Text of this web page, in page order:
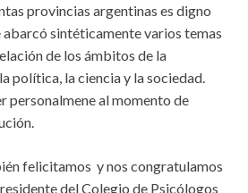
provincias argentinas es digno
abarcó sintéticamente varios temas
de los ámbitos de la
política, la ciencia y la sociedad.
personalmene al momento de
felicitamos y nos congratulamos
del Colegio de Psicólogos